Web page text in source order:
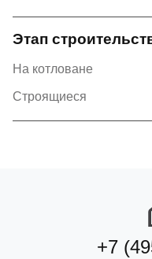
Этап
На котловане
Строящиеся
+7